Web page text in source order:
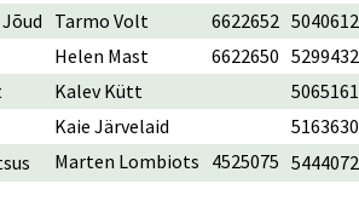
Tarmo Volt 6622652 5040612
Helen Mast
6622650 5299432
Kalev Kütt
5065161
Kaie Järvelaid
5163630
Marten Lombiots 4525075